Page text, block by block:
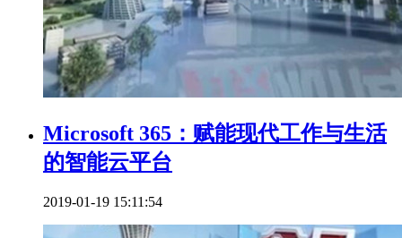
Microsoft 365：赋能现代工作与生活
的智能云平台
2019-01-19 15:11:54